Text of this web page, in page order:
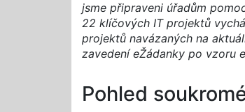
jsme připraveni úřadům
22 klíčových IT projektů
projektů navázaných na
zavedení eŽádanky po vzoru
Pohled